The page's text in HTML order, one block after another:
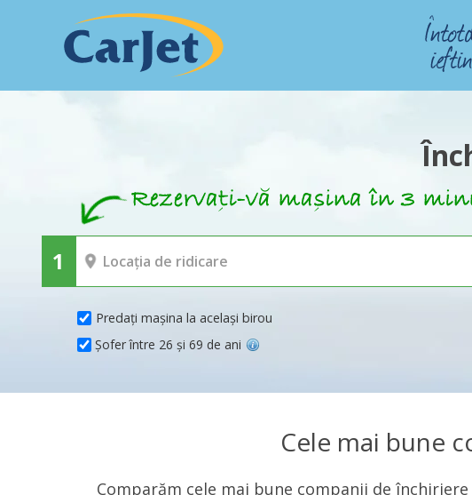
Predați mașina la același birou
Șofer între 26 și 69 de ani
Cele mai bune
Comparăm cele mai bune companii de